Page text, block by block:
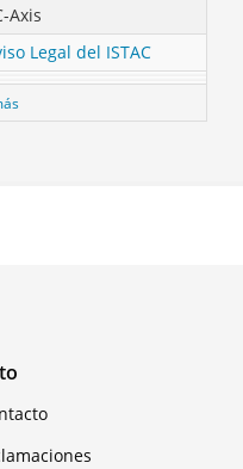
Axis
Legal del ISTAC